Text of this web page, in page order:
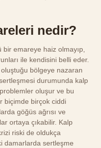
nedir?
bir emareye haiz olmayıp,
ile kendisini belli eder.
bölgeye nazaran
durumunda kalp
problemler oluşur ve bu
biçimde birçok ciddi
göğüs ağrısı ve
ortaya çıkabilir. Kalp
riski de oldukça
damarlarda sertleşme